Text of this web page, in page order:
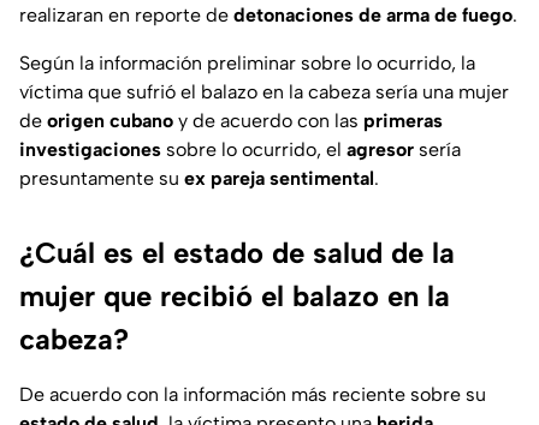
realizaran en reporte de detonaciones de arma de fuego.
Según la información preliminar sobre lo ocurrido, la
víctima que sufrió el balazo en la cabeza sería una mujer
de origen cubano y de acuerdo con las primeras
investigaciones sobre lo ocurrido, el agresor sería
presuntamente su ex pareja sentimental.
¿Cuál es el estado de salud de la
mujer que recibió el balazo en la
cabeza?
De acuerdo con la información más reciente sobre su